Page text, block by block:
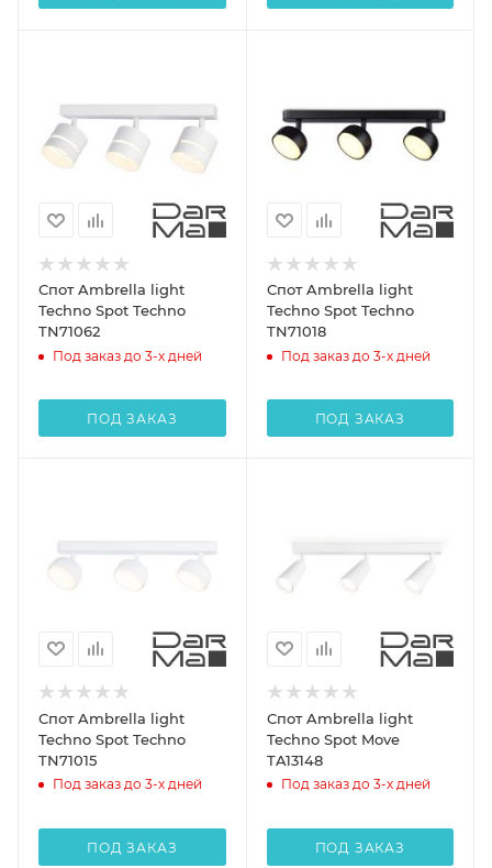
Спот Ambrella light
Techno Spot Techno
TN71062
Под заказ до 3-х дней
ПОД ЗАКАЗ
Спот Ambrella light
Techno Spot Techno
TN71018
Под заказ до 3-х дней
ПОД ЗАКАЗ
Спот Ambrella light
Techno Spot Techno
TN71015
Под заказ до 3-х дней
ПОД ЗАКАЗ
Спот Ambrella light
Techno Spot Move
TA13148
Под заказ до 3-х дней
ПОД ЗАКАЗ